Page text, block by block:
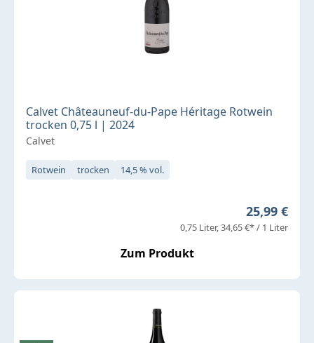
Calvet Châteauneuf-du-Pape Héritage Rotwein
trocken 0,75 l | 2024
Calvet
Rotwein trocken 14,5 % vol.
Regulärer
25,99 €
0,75 Liter 34,65 €* / 1 Liter
Zum Produkt